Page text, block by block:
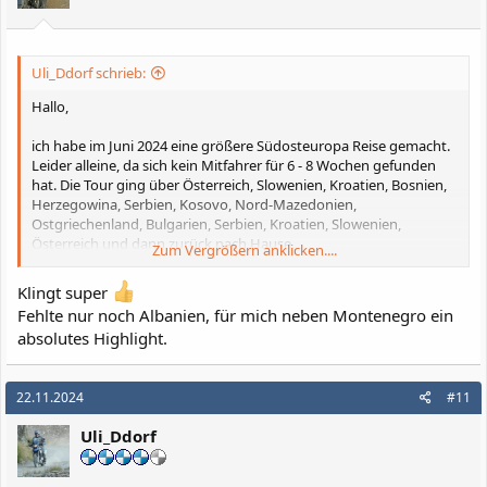
e
n
Uli_Ddorf schrieb:
Hallo,
ich habe im Juni 2024 eine größere Südosteuropa Reise gemacht.
Leider alleine, da sich kein Mitfahrer für 6 - 8 Wochen gefunden
hat. Die Tour ging über Österreich, Slowenien, Kroatien, Bosnien,
Herzegowina, Serbien, Kosovo, Nord-Mazedonien,
Ostgriechenland, Bulgarien, Serbien, Kroatien, Slowenien,
Österreich und dann zurück nach Hause.
Eigentlich sollte die Rückfahrt über Rumänien, Ungarn, Slowakei
und Polen gehen, aber erstens waren es im Süden ab Kroatien
und zurück bis Kroatien schon im Juni jeden Tag morgens um 10
Uhr über 30 und ab 14:00 Uhr gut 38 - 42 Grad und zweitens hatte
ich nach 6 Wochen alleine Reisen keine Lust mehr. Dafür gab es
Anfang Juni noch ordentlich Regen bis Kroatien und nur 15
Grad....
Off Road gibt es mehr als einem lieb ist, selbst ganz normale
Bundesstraßen sind in Serbien, Kosovo, Nord-Mazedonien und
Bulgarien zum Teil ohne Asphalt. Ob man dann noch ein spezielles
Zum Vergrößern anklicken....
Klingt super
Fehlte nur noch Albanien, für mich neben Montenegro ein
absolutes Highlight.
22.11.2024 #11
Uli_Ddorf